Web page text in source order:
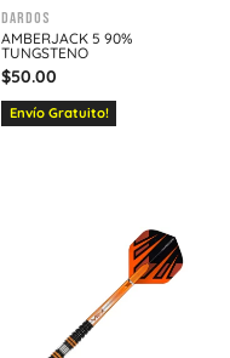
Dardos
AMBERJACK 5 90%
TUNGSTENO
$50.00
Envío Gratuito!